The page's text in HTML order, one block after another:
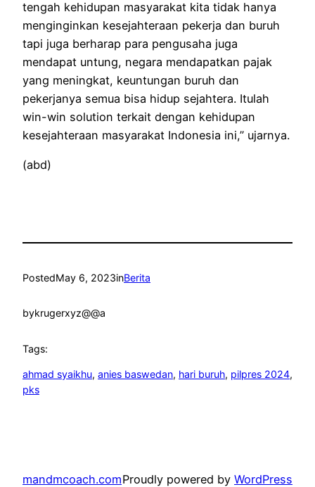
tengah kehidupan masyarakat kita tidak hanya
menginginkan kesejahteraan pekerja dan buruh
tapi juga berharap para pengusaha juga
mendapat untung, negara mendapatkan pajak
yang meningkat, keuntungan buruh dan
pekerjanya semua bisa hidup sejahtera. Itulah
win-win solution terkait dengan kehidupan
kesejahteraan masyarakat Indonesia ini,” ujarnya.
(abd)
PostedMay 6, 2023inBerita
bykrugerxyz@@a
Tags:
ahmad syaikhu, anies baswedan, hari buruh, pilpres 2024
pks
mandmcoach.comProudly powered by WordPress